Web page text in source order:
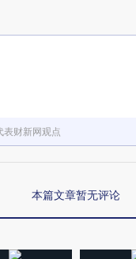
表财新网观点
本篇文章暂无评论